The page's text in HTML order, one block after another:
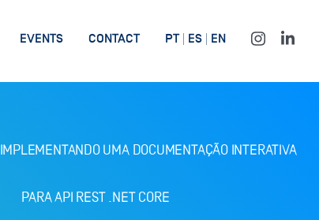
EVENTS CONTACT PT ES EN
IMPLEMENTANDO UMA DOCUMENTAÇÃO INTERATIVA
PARA API REST .NET CORE